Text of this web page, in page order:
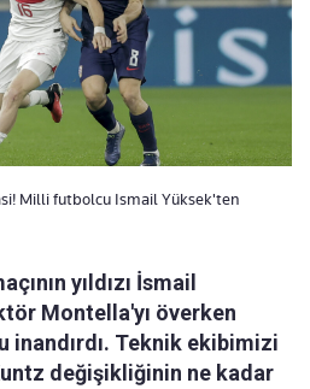
Milli futbolcu Ismail Yüksek'ten
yıldızı İsmail
Montella'yı överken
inandırdı. Teknik ekibimizi
değişikliğinin ne kadar